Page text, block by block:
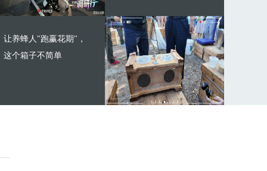
让养蜂人"跑赢花期"，
这个箱子不简单